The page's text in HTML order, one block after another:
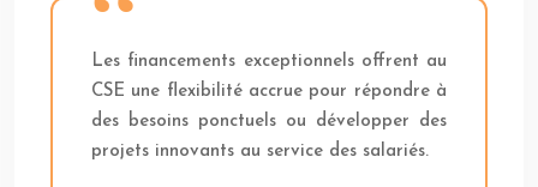
Les financements exceptionnels offrent au
CSE une flexibilité accrue pour répondre à
des besoins ponctuels ou développer des
projets innovants au service des salariés.